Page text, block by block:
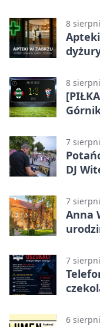
8
8
7
DJ
7
Anna
7
6